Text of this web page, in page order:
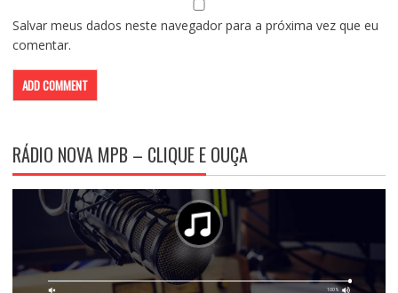
Salvar meus dados neste navegador para a próxima vez que eu
comentar.
RÁDIO NOVA MPB – CLIQUE E OUÇA